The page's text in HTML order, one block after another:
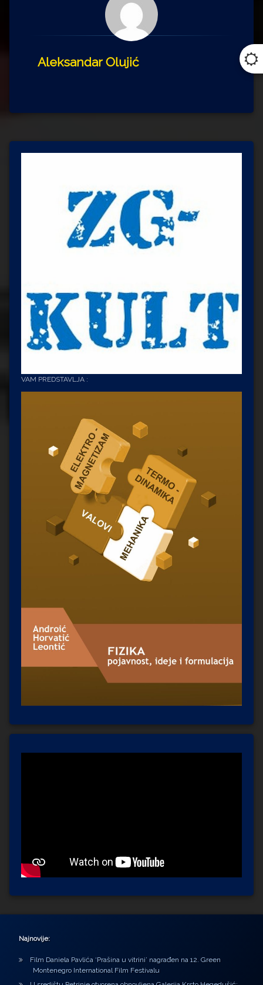
Aleksandar Olujić
VAM PREDSTAVLJA :
Najnovije:
Film Daniela Pavlića ‘Prašina u vitrini’ nagrađen na 12. Green
Montenegro International Film Festivalu